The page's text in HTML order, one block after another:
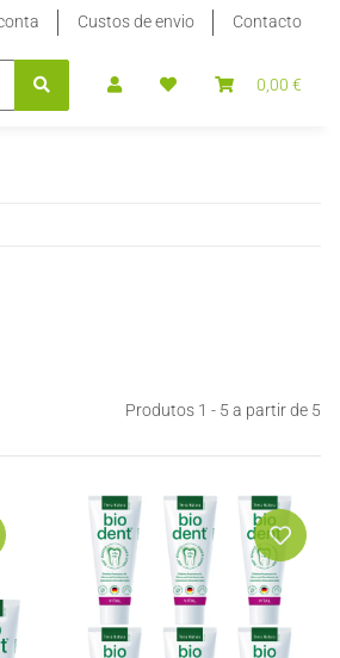
Custos de envio Contacto
0,00 €
ADOÇANTE LÍQUIDO STEVIA
Produtos 1 - 5 a partir de 5